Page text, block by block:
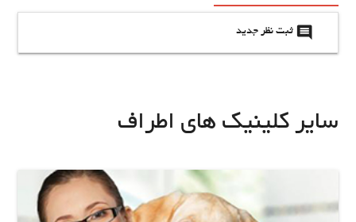
insert_comment ثبت نظر جدید
سایر کلینیک های اطراف